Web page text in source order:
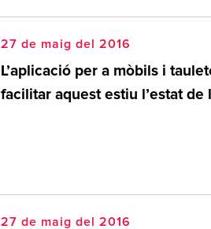
27 de maig del 2016
L’aplicació per a mòbils i
facilitar aquest estiu l’estat de
27 de maig del 2016